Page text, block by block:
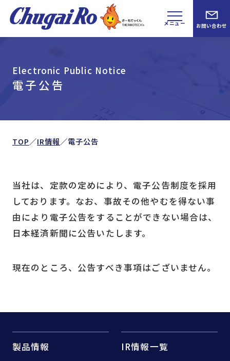
メニュー お問い合わせ
Electronic Public Notice
電子公告
TOP／IR情報／電子公告
当社は、定款の定めにより、電子公告制度を採用
しております。なお、事故その他やむを得ない事
由により電子公告をすることができない場合は、
日本経済新聞に公告いたします。
現在のところ、公告すべき事項はございません。
製品情報 IR情報一覧